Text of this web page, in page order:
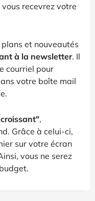
recevrez votre
et nouveautés
à la newsletter. Il
courriel pour
votre boîte mail
,
Grâce à celui-ci,
sur votre écran
vous ne serez